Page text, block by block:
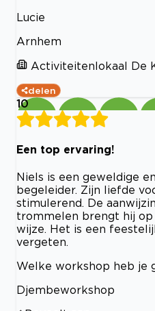
Lucie
Arnhem
Activiteitenlokaal De
delen
10
Een top ervaring!
Niels is een geweldige
begeleider. Zijn liefde
stimulerend. De
trommelen brengt hij op
wijze. Het is een
vergeten.
Welke workshop heb je
Djembeworkshop